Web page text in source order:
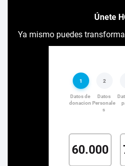
Únete
Ya mismo puedes